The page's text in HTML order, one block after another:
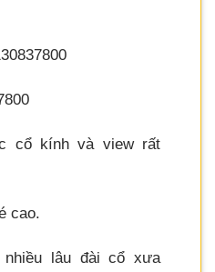
cổ kính và view rất
cao.
lâu đài cổ xưa